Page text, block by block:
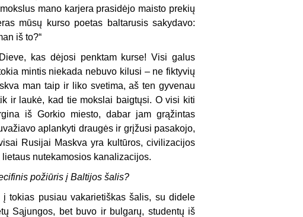
mano karjera prasidėjo maisto prekių
mūsų kurso poetas baltarusis sakydavo:
iš to?“
kas dėjosi penktam kurse! Visi galus
mintis niekada nebuvo kilusi – ne fiktyvių
man taip ir liko svetima, aš ten gyvenau
ir laukė, kad tie mokslai baigtųsi. O visi kiti
iš Gorkio miesto, dabar jam grąžintas
aplankyti draugės ir grįžusi pasakojo,
Rusijai Maskva yra kultūros, civilizacijos
nutekamosios kanalizacijos.
požiūris į Baltijos šalis?
tokias pusiau vakarietiškas šalis, su didele
Sąjungos, bet buvo ir bulgarų, studentų iš